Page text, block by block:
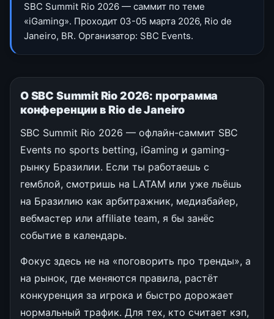
SBC Summit Rio 2026 — саммит по теме
«iGaming». Проходит 03-05 марта 2026, Rio de
Janeiro, BR. Организатор: SBC Events.
О SBC Summit Rio 2026: программа
конференции в Rio de Janeiro
SBC Summit Rio 2026 — офлайн-саммит SBC
Events по sports betting, iGaming и gaming-
рынку Бразилии. Если ты работаешь с
гемблой, смотришь на LATAM или уже льёшь
на Бразилию как арбитражник, медиабайер,
вебмастер или affiliate team, я бы занёс
событие в календарь.
Фокус здесь не на «поговорить про тренды», а
на рынок, где меняются правила, растёт
конкуренция за игрока и быстро дорожает
нормальный трафик. Для тех, кто считает кэп,